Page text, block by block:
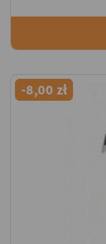
-8,00 zł